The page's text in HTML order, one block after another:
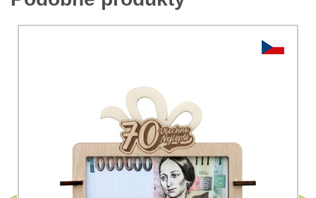
Súhlasím so spracovaním osobných údajov za účelom
odoslania formulára. Oboznámil som sa s
Ochrany osobných údajov
(Povinné)